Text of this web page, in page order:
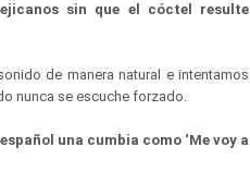
sin que el cóctel resulte
de manera natural e intentamos
nunca se escuche forzado.
una cumbia como ‘Me voy a